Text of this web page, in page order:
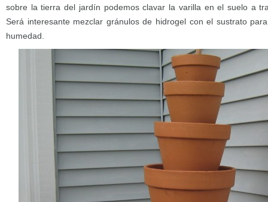
sobre la tierra del jardín podemos clavar la varilla en el suelo a
Será interesante mezclar gránulos de hidrogel con el sustrato
humedad.